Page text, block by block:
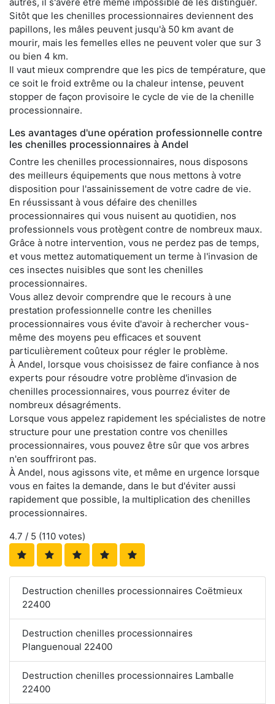
Sitôt que les chenilles processionnaires deviennent des
papillons, les mâles peuvent jusqu'à 50 km avant de
mourir, mais les femelles elles ne peuvent voler que sur 3
ou bien 4 km.
Il vaut mieux comprendre que les pics de température, que
ce soit le froid extrême ou la chaleur intense, peuvent
stopper de façon provisoire le cycle de vie de la chenille
processionnaire.
Les avantages d'une opération professionnelle contre
les chenilles processionnaires à Andel
Contre les chenilles processionnaires, nous disposons
des meilleurs équipements que nous mettons à votre
disposition pour l'assainissement de votre cadre de vie.
En réussissant à vous défaire des chenilles
processionnaires qui vous nuisent au quotidien, nos
professionnels vous protègent contre de nombreux maux.
Grâce à notre intervention, vous ne perdez pas de temps,
et vous mettez automatiquement un terme à l'invasion de
ces insectes nuisibles que sont les chenilles
processionnaires.
Vous allez devoir comprendre que le recours à une
prestation professionnelle contre les chenilles
processionnaires vous évite d'avoir à rechercher vous-
même des moyens peu efficaces et souvent
particulièrement coûteux pour régler le problème.
À Andel, lorsque vous choisissez de faire confiance à nos
experts pour résoudre votre problème d'invasion de
chenilles processionnaires, vous pourrez éviter de
nombreux désagréments.
Lorsque vous appelez rapidement les spécialistes de notre
structure pour une prestation contre vos chenilles
processionnaires, vous pouvez être sûr que vos arbres
n'en souffriront pas.
À Andel, nous agissons vite, et même en urgence lorsque
vous en faites la demande, dans le but d'éviter aussi
rapidement que possible, la multiplication des chenilles
processionnaires.
4.7 / 5 (110 votes)
Destruction chenilles processionnaires Coëtmieux
22400
Destruction chenilles processionnaires
Planguenoual 22400
Destruction chenilles processionnaires Lamballe
22400